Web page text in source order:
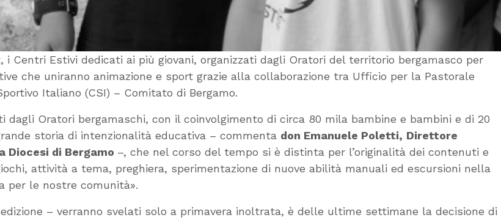
i Centri Estivi dedicati ai più giovani, organizzati dagli Oratori del territorio bergamasco per
che uniranno animazione e sport grazie alla collaborazione tra Ufficio per la Pastorale
Italiano (CSI) – Comitato di Bergamo.
dagli Oratori bergamaschi, con il coinvolgimento di circa 80 mila bambine e bambini e di 20
storia di intenzionalità educativa – commenta don Emanuele Poletti, Direttore
Diocesi di Bergamo –, che nel corso del tempo si è distinta per l’originalità dei contenuti e
attività a tema, preghiera, sperimentazione di nuove abilità manuali ed escursioni nella
per le nostre comunità».
– verranno svelati solo a primavera inoltrata, è delle ultime settimane la decisione di